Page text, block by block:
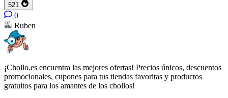
521
0
Ruben
¡Chollo.es encuentra las mejores ofertas! Precios únicos, descuentos
promocionales, cupones para tus tiendas favoritas y productos
gratuitos para los amantes de los chollos!